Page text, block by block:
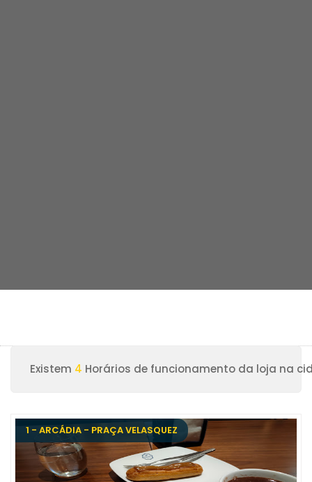
Existem 4 Horários de funcionamento da loja na
1 - ARCÁDIA - PRAÇA VELASQUEZ